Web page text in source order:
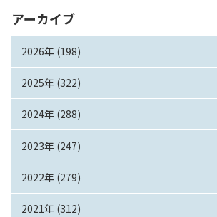
アーカイブ
2026年 (198)
2025年 (322)
2024年 (288)
2023年 (247)
2022年 (279)
2021年 (312)